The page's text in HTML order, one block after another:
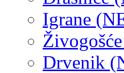
Igrane
Drvenik